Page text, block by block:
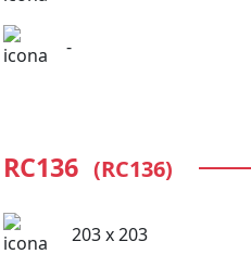
-
RC136 (RC136)
203 x 203